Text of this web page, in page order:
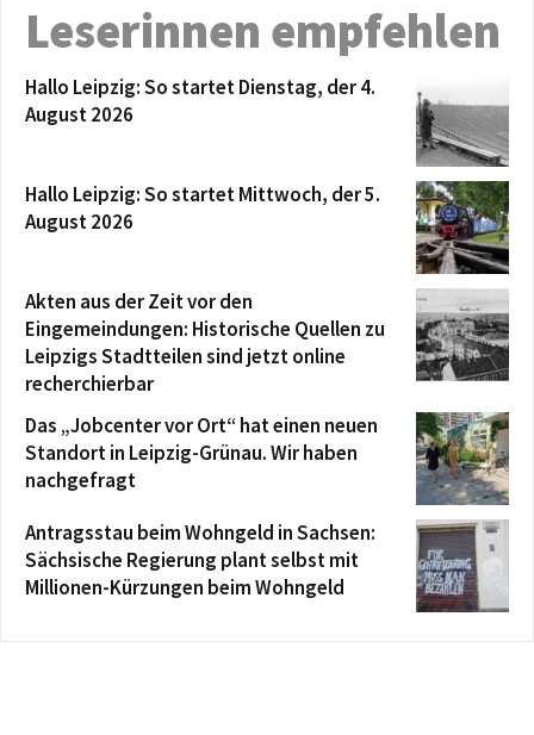
Leserinnen empfehlen
Hallo Leipzig: So startet Dienstag, der 4.
August 2026
Hallo Leipzig: So startet Mittwoch, der 5.
August 2026
Akten aus der Zeit vor den
Eingemeindungen: Historische Quellen zu
Leipzigs Stadtteilen sind jetzt online
recherchierbar
Das „Jobcenter vor Ort“ hat einen neuen
Standort in Leipzig-Grünau. Wir haben
nachgefragt
Antragsstau beim Wohngeld in Sachsen:
Sächsische Regierung plant selbst mit
Millionen-Kürzungen beim Wohngeld